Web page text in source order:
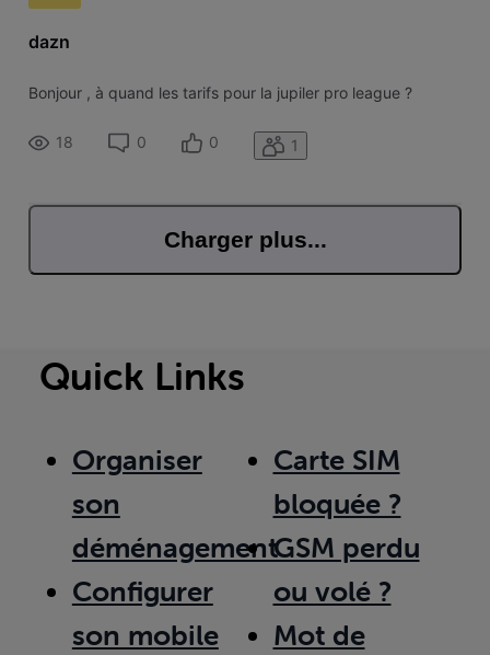
dazn
Bonjour , à quand les tarifs pour la jupiler pro league ?
18 0 0 1
Charger plus...
Quick Links
Organiser
son
déménagement
Configurer
son mobile
Carte SIM
bloquée ?
GSM perdu
ou volé ?
Mot de